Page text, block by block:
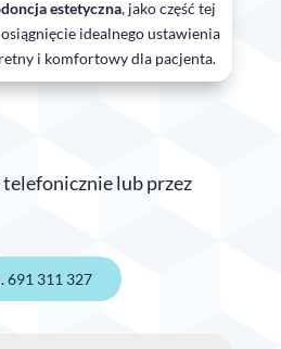
estetyczna, jako część tej
idealnego ustawienia
i komfortowy dla pacjenta.
lub przez
691 311 327